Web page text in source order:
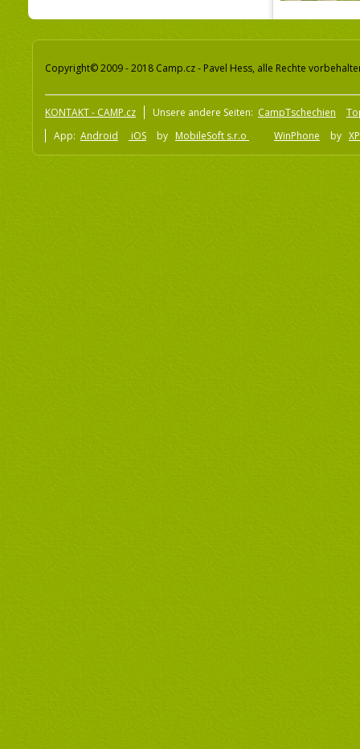
Copyright© 2009 - 2018 Camp.cz - Pavel Hess, alle Rechte
KONTAKT - CAMP.cz Unsere andere Seiten: CampTschechien
App: Android iOS by MobileSoft s.r.o WinPhone by